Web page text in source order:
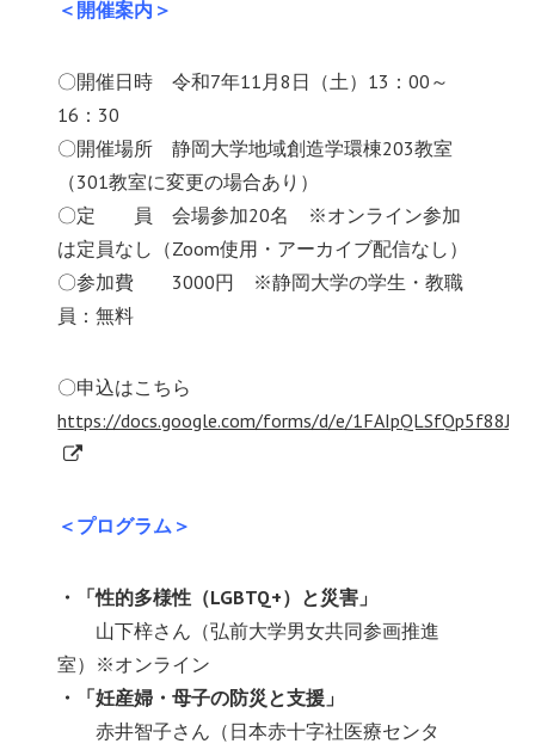
＜開催案内＞
〇開催日時 令和7年11月8日（土）13：00～
16：30
〇開催場所 静岡大学地域創造学環棟203教室
（301教室に変更の場合あり）
〇定 員 会場参加20名 ※オンライン参加
は定員なし（Zoom使用・アーカイブ配信なし）
〇参加費 3000円 ※静岡大学の学生・教職
員：無料
〇申込はこちら
https://docs.google.com/forms/d/e/
＜プログラム＞
・「性的多様性（LGBTQ+）と災害」
山下梓さん（弘前大学男女共同参画推進
室）※オンライン
・「妊産婦・母子の防災と支援」
ああ赤井智子さん（日本赤十字社医療センタ